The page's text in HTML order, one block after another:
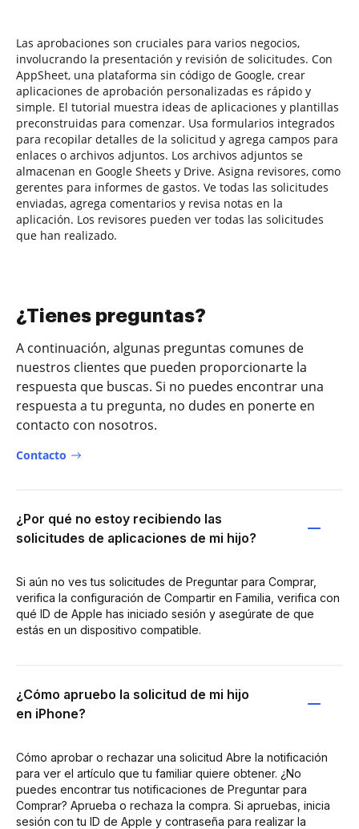
Las aprobaciones son cruciales para varios negocios,
involucrando la presentación y revisión de solicitudes. Con
AppSheet, una plataforma sin código de Google, crear
aplicaciones de aprobación personalizadas es rápido y
simple. El tutorial muestra ideas de aplicaciones y plantillas
preconstruidas para comenzar. Usa formularios integrados
para recopilar detalles de la solicitud y agrega campos para
enlaces o archivos adjuntos. Los archivos adjuntos se
almacenan en Google Sheets y Drive. Asigna revisores, como
gerentes para informes de gastos. Ve todas las solicitudes
enviadas, agrega comentarios y revisa notas en la
aplicación. Los revisores pueden ver todas las solicitudes
que han realizado.
¿Tienes preguntas?
A continuación, algunas preguntas comunes de
nuestros clientes que pueden proporcionarte la
respuesta que buscas. Si no puedes encontrar una
respuesta a tu pregunta, no dudes en ponerte en
contacto con nosotros.
Contacto
¿Por qué no estoy recibiendo las
solicitudes de aplicaciones de mi hijo?
Si aún no ves tus solicitudes de Preguntar para Comprar,
verifica la configuración de Compartir en Familia, verifica con
qué ID de Apple has iniciado sesión y asegúrate de que
estás en un dispositivo compatible.
¿Cómo apruebo la solicitud de mi hijo
en iPhone?
Cómo aprobar o rechazar una solicitud Abre la notificación
para ver el artículo que tu familiar quiere obtener. ¿No
puedes encontrar tus notificaciones de Preguntar para
Comprar? Aprueba o rechaza la compra. Si apruebas, inicia
sesión con tu ID de Apple y contraseña para realizar la